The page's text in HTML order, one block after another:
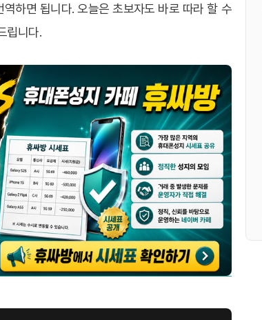
역하면 됩니다. 오늘은 초보자도 바로 따라 할 수
립니다.